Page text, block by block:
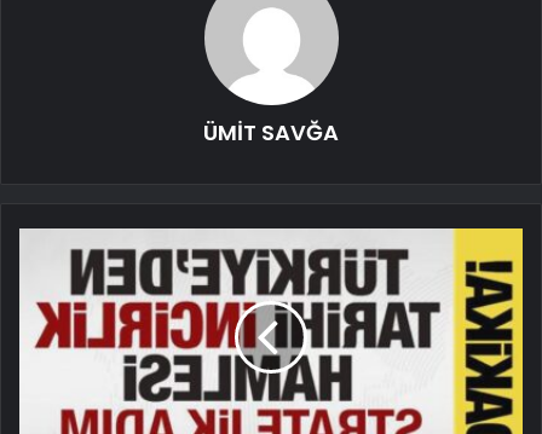
ÜMİT SAVĞA